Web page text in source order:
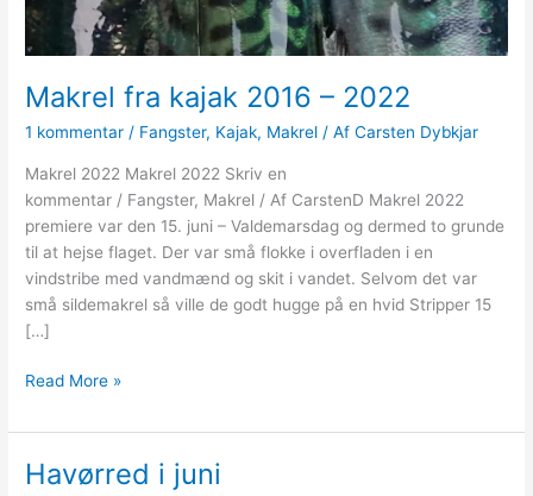
Makrel fra kajak 2016 – 2022
1 kommentar / Fangster, Kajak, Makrel / AfCarsten Dybkjar
Makrel 2022 Makrel 2022 Skriv en
kommentar / Fangster, Makrel / Af CarstenD Makrel 2022
premiere var den 15. juni – Valdemarsdag og dermed to grunde
til at hejse flaget. Der var små flokke i overfladen i en
vindstribe med vandmænd og skit i vandet. Selvom det var
små sildemakrel så ville de godt hugge på en hvid Stripper 15
[…]
Makrel
kajak
2016
–
Read More »
Havørred i juni